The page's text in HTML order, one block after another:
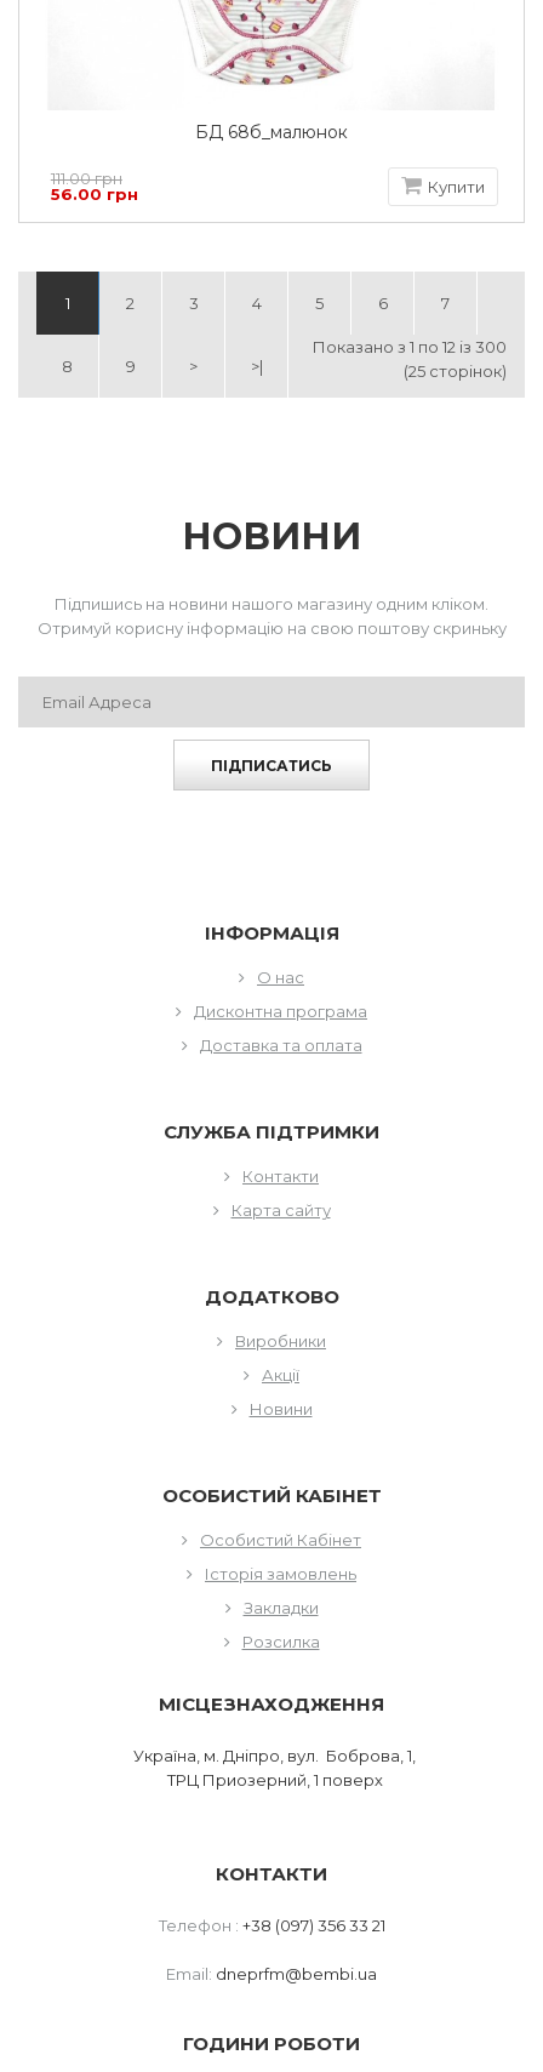
БД 68б_малюнок
111.00 грн
56.00 грн
Купити
1 2 3 4 5 6 7
8 9 > >|
Показано з 1 по 12 із 300
(25 сторінок)
НОВИНИ
Підпишись на новини нашого магазину одним кліком.
Отримуй корисну інформацію на свою поштову скриньку
ПІДПИСАТИСЬ
ІНФОРМАЦІЯ
О нас
Дисконтна програма
Доставка та оплата
СЛУЖБА ПІДТРИМКИ
Контакти
Карта сайту
ДОДАТКОВО
Виробники
Акції
Новини
ОСОБИСТИЙ КАБІНЕТ
Особистий Кабінет
Історія замовлень
Закладки
Розсилка
МІСЦЕЗНАХОДЖЕННЯ
Україна, м. Дніпро, вул. Боброва, 1,
ТРЦ Приозерний, 1 поверх
КОНТАКТИ
Телефон : +38 (097) 356 33 21
Email: dneprfm@bembi.ua
ГОДИНИ РОБОТИ